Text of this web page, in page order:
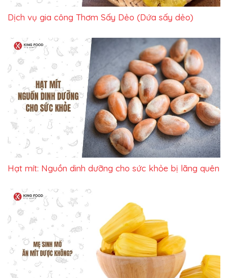
Dịch vụ gia công Thơm Sấy Dẻo (Dứa sấy dẻo)
Hạt mít: Nguồn dinh dưỡng cho sức khỏe bị lãng quên